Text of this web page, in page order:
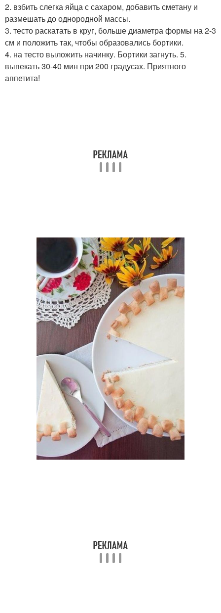
2. взбить слегка яйца с сахаром, добавить сметану и
размешать до однородной массы.
3. тесто раскатать в круг, больше диаметра формы на 2-3
см и положить так, чтобы образовались бортики.
4. на тесто выложить начинку. Бортики загнуть. 5.
выпекать 30-40 мин при 200 градусах. Приятного
аппетита!